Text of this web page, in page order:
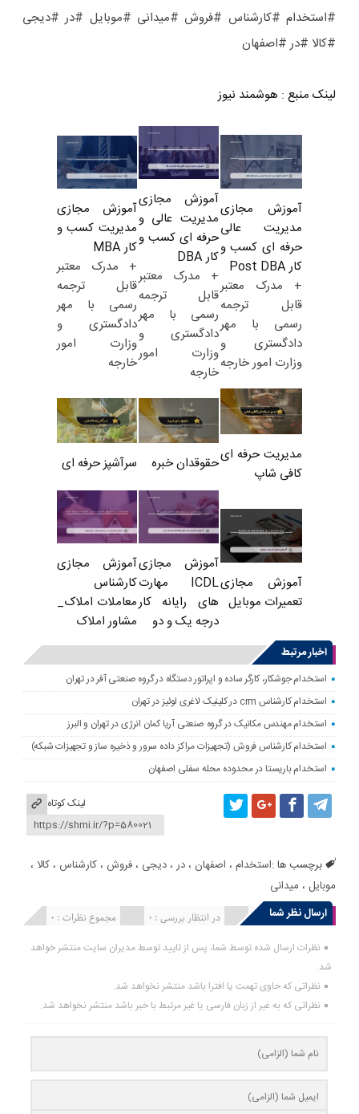
#استخدام #کارشناس #فروش #میدانی #موبایل #در #دیجی
#کالا #در #اصفهان
لینک منبع : هوشمند نیوز
آموزش مجازی
مدیریت عالی
حرفه ای کسب و
کار Post DBA
+ مدرک معتبر
قابل ترجمه
رسمی با مهر
دادگستری و
وزارت امور خارجه
آموزش مجازی
مدیریت عالی و
حرفه ای کسب و
کار DBA
+ مدرک معتبر
قابل ترجمه
رسمی با مهر
دادگستری و
وزارت امور
خارجه
آموزش مجازی
مدیریت کسب و
کار MBA
+ مدرک معتبر
قابل ترجمه
رسمی با مهر
دادگستری و
وزارت امور
خارجه
مدیریت حرفه ای
کافی شاپ
حقوقدان خبره سرآشپز حرفه ای
آموزش مجازی
تعمیرات موبایل
آموزش مجازی
ICDL مهارت
های رایانه کار
درجه یک و دو
آموزش مجازی
کارشناس
معاملات املاک_
مشاور املاک
اخبار مرتبط
استخدام جوشکار، کارگر ساده و اپراتور دستگاه در گروه صنعتی آفر در تهران
استخدام کارشناس crm در کلینیک لاغری لوئیز در تهران
استخدام مهندس مکانیک در گروه صنعتی آریا کمان انرژی در تهران و البرز
استخدام کارشناس فروش (تجهیزات مراکز داده سرور و ذخیره ساز و تجهیزات شبکه)
استخدام باریستا در محدوده محله سفلی اصفهان
لینک کوتاه
برچسب ها :استخدام ، اصفهان ،در ،دیجی ،فروش ،کارشناس ،کالا ،
موبایل ، میدانی
ارسال نظر شما
مجموع نظرات : 0 در انتظار بررسی : 0 انتشار یافته : 0
نظرات ارسال شده توسط شما، پس از تایید توسط مدیران سایت منتشر خواهد
شد.
نظراتی که حاوی تهمت یا افترا باشد منتشر نخواهد شد.
نظراتی که به غیر از زبان فارسی یا غیر مرتبط با خبر باشد منتشر نخواهد شد.